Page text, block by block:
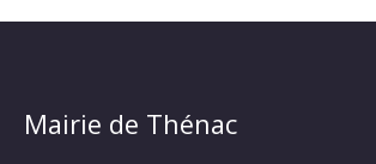
Mairie de Thénac